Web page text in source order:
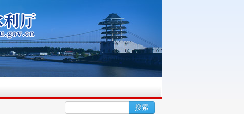
溉总渠堤防加固枢... 【新华日报】苏北灌溉总渠堤防加固工程...
搜索